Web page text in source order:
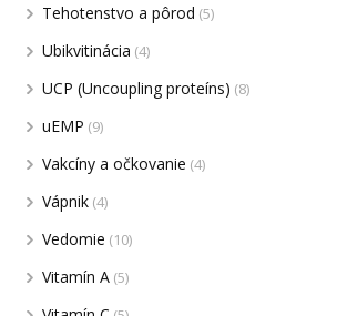
Tehotenstvo a pôrod (5)
Ubikvitinácia (4)
UCP (Uncoupling proteíns) (8)
uEMP (9)
Vakcíny a očkovanie (4)
Vápnik (4)
Vedomie (10)
Vitamín A (5)